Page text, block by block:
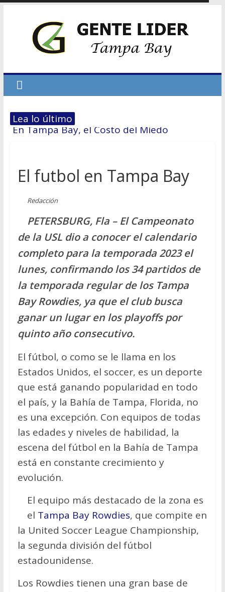
Lea lo último
En Tampa Bay, el Costo del Miedo
El primer paso hacia la Independencia
Económica
Hablemos de dinero Parte 6
El futbol en Tampa Bay
Redacción
PETERSBURG, Fla – El Campeonato
de la USL dio a conocer el calendario
completo para la temporada 2023 el
lunes, confirmando los 34 partidos de
la temporada regular de los Tampa
Bay Rowdies, ya que el club busca
ganar un lugar en los playoffs por
quinto año consecutivo.
El fútbol, o como se le llama en los
Estados Unidos, el soccer, es un deporte
que está ganando popularidad en todo
el país, y la Bahía de Tampa, Florida, no
es una excepción. Con equipos de todas
las edades y niveles de habilidad, la
escena del fútbol en la Bahía de Tampa
está en constante crecimiento y
evolución.
El equipo más destacado de la zona es
el Tampa Bay Rowdies, que compite en
la United Soccer League Championship,
la segunda división del fútbol
estadounidense.
Los Rowdies tienen una gran base de